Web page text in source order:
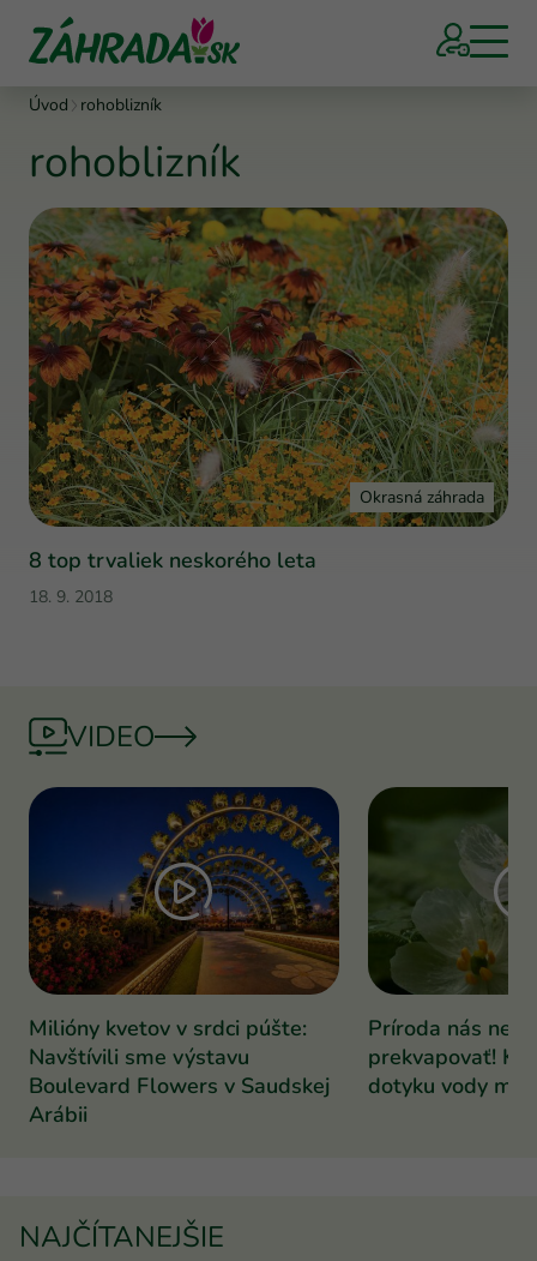
Úvod rohoblizník
rohoblizník
Okrasná záhrada
8 top trvaliek neskorého leta
18. 9. 2018
VIDEO
Milióny kvetov v srdci púšte:
Navštívili sme výstavu
Boulevard Flowers v Saudskej
Arábii
Príroda nás
prekvapovať!
dotyku vody
NAJČÍTANEJŠIE